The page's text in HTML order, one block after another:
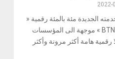
2022-
الجديدة مئة بالمئة رقمية «
BTNET BUSINESS PLUS » موجهة الى المؤسسات
هامة أكثر مرونة وأكثر